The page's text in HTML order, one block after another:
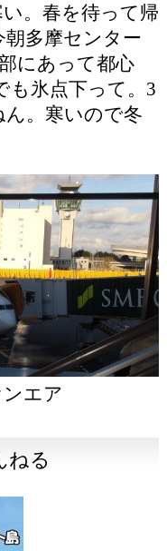
。春を待って帰
多摩センター
にあって都心
も氷点下って。3
。寒いので冬
エア
ねる